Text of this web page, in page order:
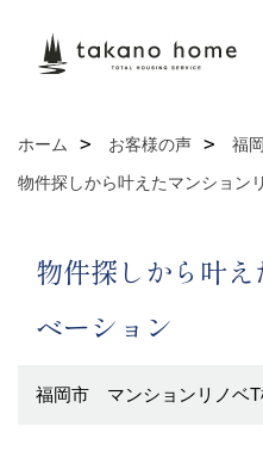
ホーム お客様の声 福岡
物件探しから叶えたマンション
物件探しから叶
ベーション
福岡市 マンションリノベT